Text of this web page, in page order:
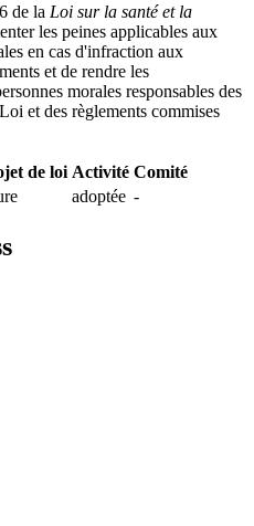
de la Loi sur la santé et la
les peines applicables aux
en cas d'infraction aux
et de rendre les
morales responsables des
et des règlements commises
de loi Activité Comité
adoptée -